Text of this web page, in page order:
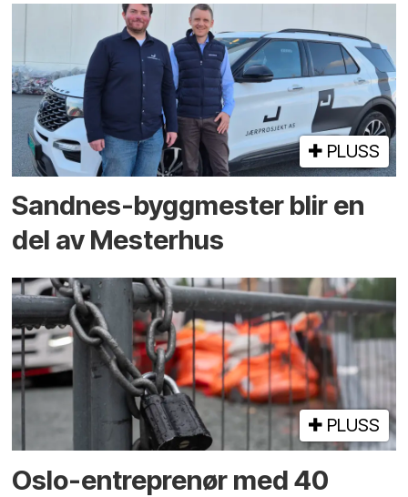
PLUSS
Sandnes-byggmester blir en
del av Mesterhus
PLUSS
Oslo-entreprenør med 40